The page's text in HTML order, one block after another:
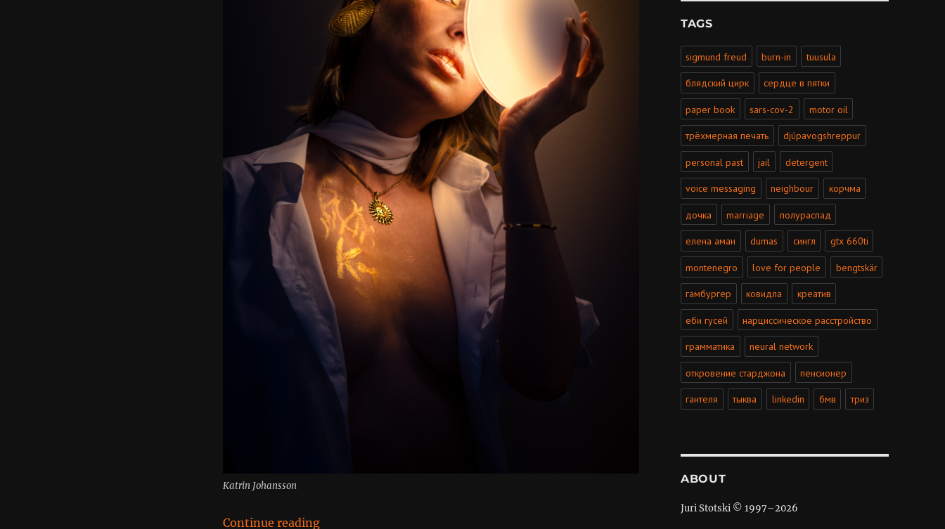
Katrin Johansson
Continue reading“Light in You @ Spotify”
TAGS
sigmund freud burn-in tuusula
блядский цирк сердце в пятки
paper book sars-cov-2 motor oil
трёхмерная печать djúpavogshreppur
personal past jail detergent
voice messaging neighbour корчма
дочка marriage полураспад
елена аман dumas сингл gtx 660ti
montenegro love for people bengtskär
гамбургер ковидла креатив
еби гусей нарциссическое расстройство
грамматика neural network
откровение старджона пенсионер
гантеля тыква linkedin бмв триз
ABOUT
Juri Stotski © 1997–2026